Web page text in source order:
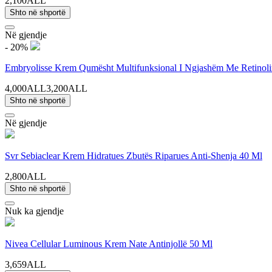
Shto në shportë
Në gjendje
- 20%
Embryolisse Krem Qumësht Multifunksional I Ngjashëm Me
4,000ALL3,200ALL
Shto në shportë
Në gjendje
Svr Sebiaclear Krem Hidratues Zbutës Riparues Anti-Shenja 40 Ml
2,800ALL
Shto në shportë
Nuk ka gjendje
Nivea Cellular Luminous Krem Nate Antinjollë 50 Ml
3,659ALL